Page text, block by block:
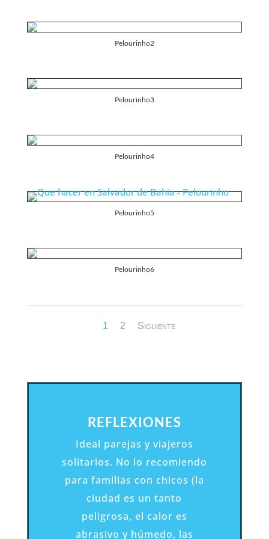
Pelourinho2
Pelourinho3
Pelourinho4
Pelourinho5
Pelourinho6
1 2 Siguiente
REFLEXIONES
Ideal parejas y viajeros
solitarios. No lo recomiendo
para familias con chicos (la
ciudad es un tanto
peligrosa, el calor es
abrasivo y húmedo, las